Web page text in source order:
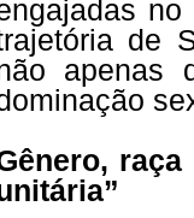
de
apenas